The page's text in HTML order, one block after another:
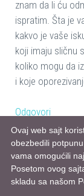
znam da li ću
ispratim. Šta je
kakvo je vaše
koji imaju sličnu
koliko mogu da
i koje
Odgovori
Srdjan
Poštovani.
Zaposlen sam
Ovaj web sajt
obezbedili
vama omogućili
Posetom ovog
skladu sa našom